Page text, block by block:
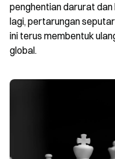
penghentian darurat dan
lagi, pertarungan
ini terus membentuk
global.